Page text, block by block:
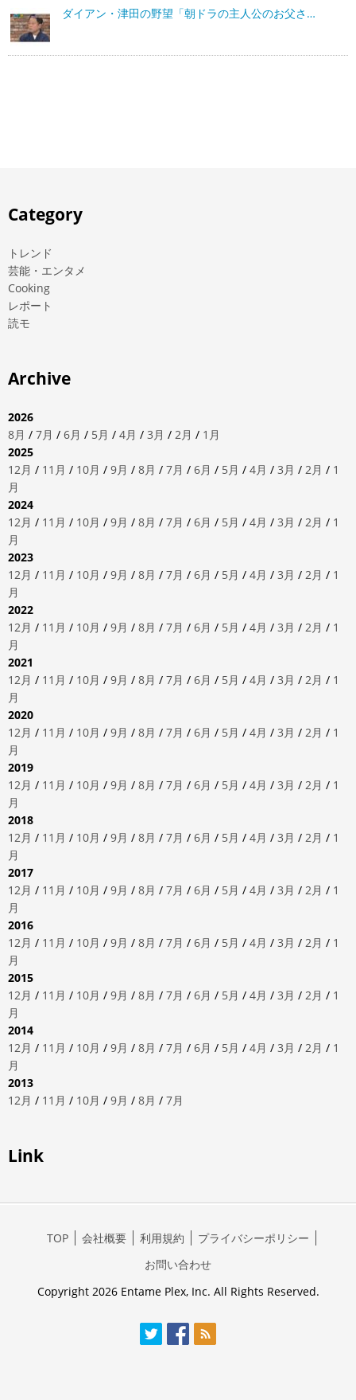
ダイアン・津田の野望「朝ドラの主人公のお父さ…
Category
トレンド
芸能・エンタメ
Cooking
レポート
読モ
Archive
2026
8月 / 7月 / 6月 / 5月 / 4月 / 3月 / 2月 / 1月
2025
12月 / 11月 / 10月 / 9月 / 8月 / 7月 / 6月 / 5月 / 4月 / 3月 / 2月 / 1
月
2024
12月 / 11月 / 10月 / 9月 / 8月 / 7月 / 6月 / 5月 / 4月 / 3月 / 2月 / 1
月
2023
12月 / 11月 / 10月 / 9月 / 8月 / 7月 / 6月 / 5月 / 4月 / 3月 / 2月 / 1
月
2022
12月 / 11月 / 10月 / 9月 / 8月 / 7月 / 6月 / 5月 / 4月 / 3月 / 2月 / 1
月
2021
12月 / 11月 / 10月 / 9月 / 8月 / 7月 / 6月 / 5月 / 4月 / 3月 / 2月 / 1
月
2020
12月 / 11月 / 10月 / 9月 / 8月 / 7月 / 6月 / 5月 / 4月 / 3月 / 2月 / 1
月
2019
12月 / 11月 / 10月 / 9月 / 8月 / 7月 / 6月 / 5月 / 4月 / 3月 / 2月 / 1
月
2018
12月 / 11月 / 10月 / 9月 / 8月 / 7月 / 6月 / 5月 / 4月 / 3月 / 2月 / 1
月
2017
12月 / 11月 / 10月 / 9月 / 8月 / 7月 / 6月 / 5月 / 4月 / 3月 / 2月 / 1
月
2016
12月 / 11月 / 10月 / 9月 / 8月 / 7月 / 6月 / 5月 / 4月 / 3月 / 2月 / 1
月
2015
12月 / 11月 / 10月 / 9月 / 8月 / 7月 / 6月 / 5月 / 4月 / 3月 / 2月 / 1
月
2014
12月 / 11月 / 10月 / 9月 / 8月 / 7月 / 6月 / 5月 / 4月 / 3月 / 2月 / 1
月
2013
12月 / 11月 / 10月 / 9月 / 8月 / 7月
Link
TOP 会社概要 利用規約
プライバシーポリシー
お問い合わせ
Copyright 2026 Entame Plex, Inc. All Rights Reserved.